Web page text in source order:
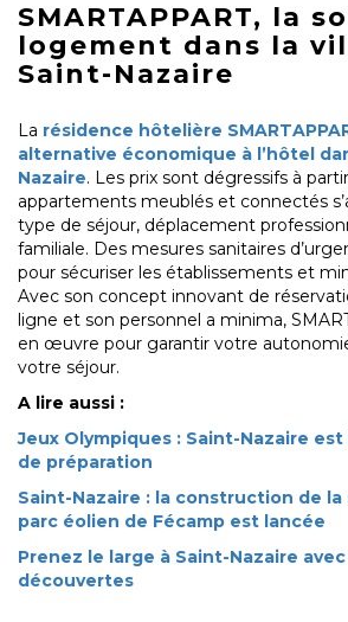
SMARTAPPART, la
logement dans la
Saint-Nazaire
La résidence hôtelière
alternative économique à l’hôtel
Nazaire. Les prix sont dégressifs à
appartements meublés et connectés
type de séjour, déplacement
familiale. Des mesures sanitaires
pour sécuriser les établissements et
Avec son concept innovant de
ligne et son personnel a minima,
en œuvre pour garantir votre
votre séjour.
A lire aussi :
Jeux Olympiques : Saint-Nazaire
de préparation
Saint-Nazaire : la construction de
parc éolien de Fécamp est lancée
Prenez le large à Saint-Nazaire
découvertes